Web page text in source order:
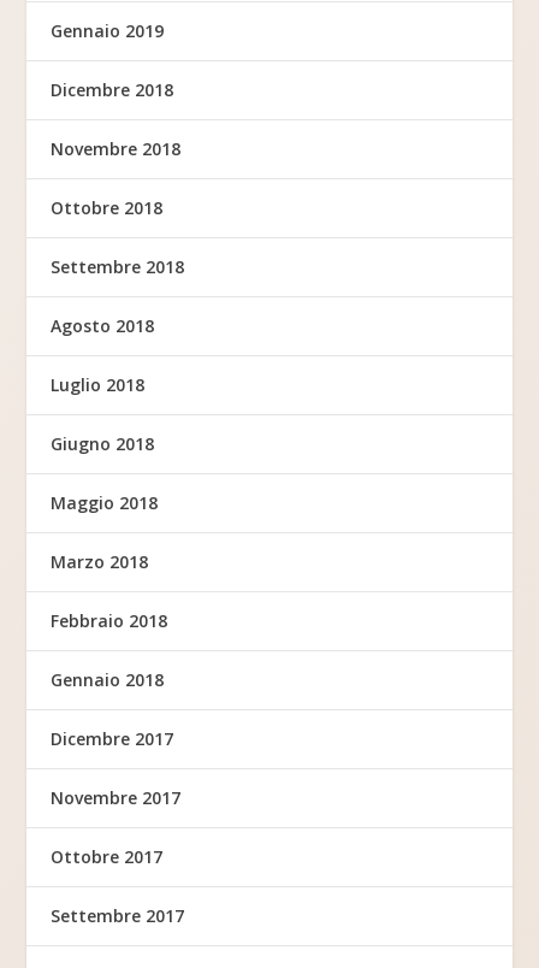
Gennaio 2019
Dicembre 2018
Novembre 2018
Ottobre 2018
Settembre 2018
Agosto 2018
Luglio 2018
Giugno 2018
Maggio 2018
Marzo 2018
Febbraio 2018
Gennaio 2018
Dicembre 2017
Novembre 2017
Ottobre 2017
Settembre 2017